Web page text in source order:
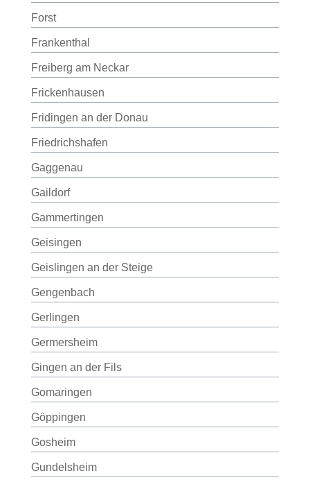
Forst
Frankenthal
Freiberg am Neckar
Frickenhausen
Fridingen an der Donau
Friedrichshafen
Gaggenau
Gaildorf
Gammertingen
Geisingen
Geislingen an der Steige
Gengenbach
Gerlingen
Germersheim
Gingen an der Fils
Gomaringen
Göppingen
Gosheim
Gundelsheim